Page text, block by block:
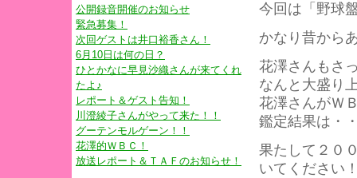
公開録音開催のお知らせ
緊急募集！
次回ゲストは井口裕香さん！
6月10日は何の日？
ひとかなに早見沙織さんが来てくれ
たよ♪
レポート＆ゲスト告知！
川澄綾子さんがやって来た！！
グーテンモルゲーン！！
花澤的ＷＢＣ！
放送レポート＆ＴＡＦのお知らせ！
今回は「野球
かなり昔から
花澤さんもさ
なんと大盛り
花澤さんがＷ
鑑定結果は・
果たして２０
いてください